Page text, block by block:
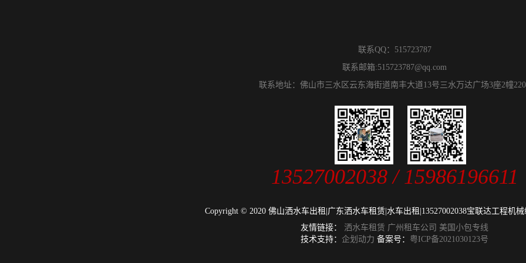
联系QQ： 515723787
联系邮箱:515723787@qq.com
联系地址：佛山市三水区云东海街道南丰大道13号三水万达广场3座2幢
13527002038 / 15986196611
Copyright © 2020 佛山洒水车出租|广东洒水车租赁|水车出租|13527002038宝联达工程机
友情链接： 洒水车租赁 广州租车公司 美国小包专线
技术支持： 企划动力 备案号： 粤ICP备2021030123号